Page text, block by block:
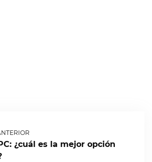
¿cuál es la mejor opción